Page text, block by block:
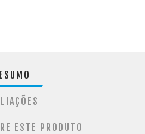
ESTE PRODUTO